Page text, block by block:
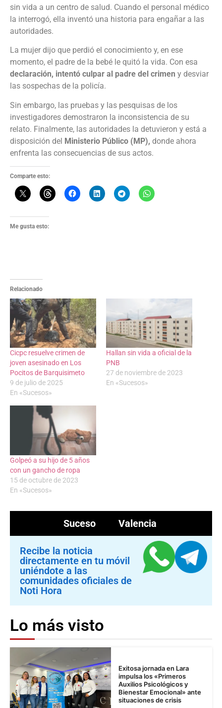
sin vida a un centro de salud. Cuando el personal médico
la interrogó, ella inventó una historia para engañar a las
autoridades.
La mujer dijo que perdió el conocimiento y, en ese
momento, el padre de la bebé le quitó la vida. Con esa
declaración, intentó culpar al padre del crimen y desviar
las sospechas de la policía.
Sin embargo, las pruebas y las pesquisas de los
investigadores demostraron la inconsistencia de su
relato. Finalmente, las autoridades la detuvieron y está a
disposición del Ministerio Público (MP), donde ahora
enfrenta las consecuencias de sus actos.
Comparte esto:
Me gusta esto:
Relacionado
Cicpc resuelve crimen de
joven asesinado en Los
Pocitos de Barquisimeto
9 de julio de 2025
En «Sucesos»
Hallan sin vida a oficial de la
PNB
27 de noviembre de 2023
En «Sucesos»
Golpeó a su hijo de 5 años
con un gancho de ropa
15 de octubre de 2023
En «Sucesos»
Suceso Valencia
Recibe la noticia
directamente en tu móvil
uniéndote a las
comunidades oficiales de
Noti Hora
Lo más visto
Exitosa jornada en Lara
impulsa los «Primeros
Auxilios Psicológicos y
Bienestar Emocional» ante
situaciones de crisis